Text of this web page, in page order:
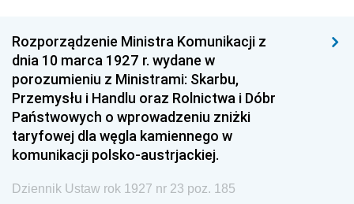
1990 1989 1988
1987 1986
1984 1983 1982
1981 1980 1979
1978 1977
1975 1974
Rozporządzenie Ministra Komunikacji z
dnia 10 marca 1927 r. wydane w
porozumieniu z Ministrami: Skarbu,
Przemysłu i Handlu oraz Rolnictwa i Dóbr
Państwowych o wprowadzeniu zniżki
taryfowej dla węgla kamiennego w
komunikacji polsko-austrjackiej.
Dziennik Ustaw rok 1927 nr 23 poz. 185